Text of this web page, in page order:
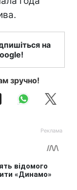
на
зручно!